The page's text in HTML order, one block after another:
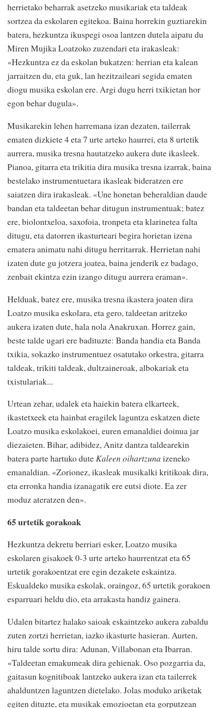
herrietako beharrak asetzeko musikariak eta taldeak
sortzea da eskolaren egitekoa. Baina horrekin guztiarekin
batera, hezkuntza ikuspegi osoa lantzen dutela aipatu du
Miren Mujika Loatzoko zuzendari eta irakasleak:
«Hezkuntza ez da eskolan bukatzen: herrian eta kalean
jarraitzen du, eta guk, lan hezitzaileari segida ematen
diogu musika eskolan ere. Argi dugu herri txikietan hor
egon behar dugula».
Musikarekin lehen harremana izan dezaten, tailerrak
ematen dizkiete 4 eta 7 urte arteko haurrei, eta 8 urtetik
aurrera, musika tresna hautatzeko aukera dute ikasleek.
Pianoa, gitarra eta trikitia dira musika tresna izarrak, baina
bestelako instrumentuetara ikasleak bideratzen ere
saiatzen dira irakasleak. «Une honetan beheraldian daude
bandan eta taldeetan behar ditugun instrumentuak; batez
ere, biolontxeloa, saxofoia, tronpeta eta klarinetea falta
ditugu, eta datorren ikasturteari begira horietan izena
ematera animatu nahi ditugu herritarrak. Herrietan nahi
izaten dute gu jotzera joatea, baina jenderik ez badago,
zenbait ekintza ezin izango ditugu aurrera eraman».
Helduak, batez ere, musika tresna ikastera joaten dira
Loatzo musika eskolara, eta gero, taldeetan aritzeko
aukera izaten dute, hala nola Anakruxan. Horrez gain,
beste talde ugari ere badituzte: Banda handia eta Banda
txikia, sokazko instrumentuez osatutako orkestra, gitarra
taldeak, trikiti taldeak, dultzaineroak, albokariak eta
txistulariak...
Urtean zehar, udalek eta haiekin batera elkarteek,
ikastetxeek eta hainbat eragilek laguntza eskatzen diete
Loatzo musika eskolakoei, euren emanaldiei doinua jar
diezaieten. Bihar, adibidez, Anitz dantza taldearekin
batera parte hartuko duteKaleen oihartzuna izeneko
emanaldian. «Zorionez, ikasleak musikalki kritikoak dira,
eta erronka handia izanagatik ere eutsi diote. Ea zer
moduz ateratzen den».
65 urtetik gorakoak
Hezkuntza dekretu berriari esker, Loatzo musika
eskolaren gisakoek 0-3 urte arteko haurrentzat eta 65
urtetik gorakoentzat ere egin dezakete eskaintza.
Eskualdeko musika eskolak, oraingoz, 65 urtetik gorakoen
esparruari heldu dio, eta arrakasta handiz gainera.
Udalen bitartez halako saioak eskaintzeko aukera zabaldu
zuten zortzi herrietan, iazko ikasturte hasieran. Aurten,
hiru talde sortu dira: Adunan, Villabonan eta Ibarran.
«Taldeetan emakumeak dira gehienak. Oso pozgarria da,
gaitasun kognitiboak lantzeko aukera izan eta tailerrek
ahalduntzen laguntzen dietelako. Jolas moduko ariketak
egiten dituzte, eta musikak emozioetan eta gorputzean